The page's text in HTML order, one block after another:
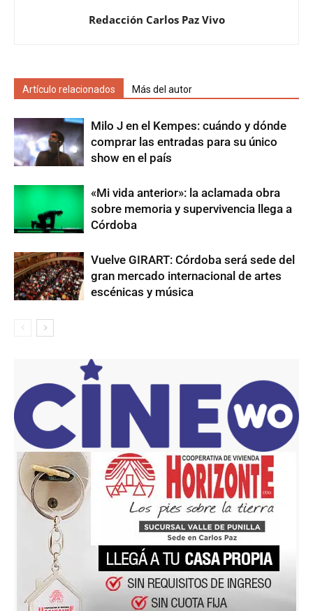
Redacción Carlos Paz Vivo
Artículo relacionados Más del autor
Milo J en el Kempes: cuándo y dónde
comprar las entradas para su único
show en el país
«Mi vida anterior»: la aclamada obra
sobre memoria y supervivencia llega a
Córdoba
Vuelve GIRART: Córdoba será sede del
gran mercado internacional de artes
escénicas y música